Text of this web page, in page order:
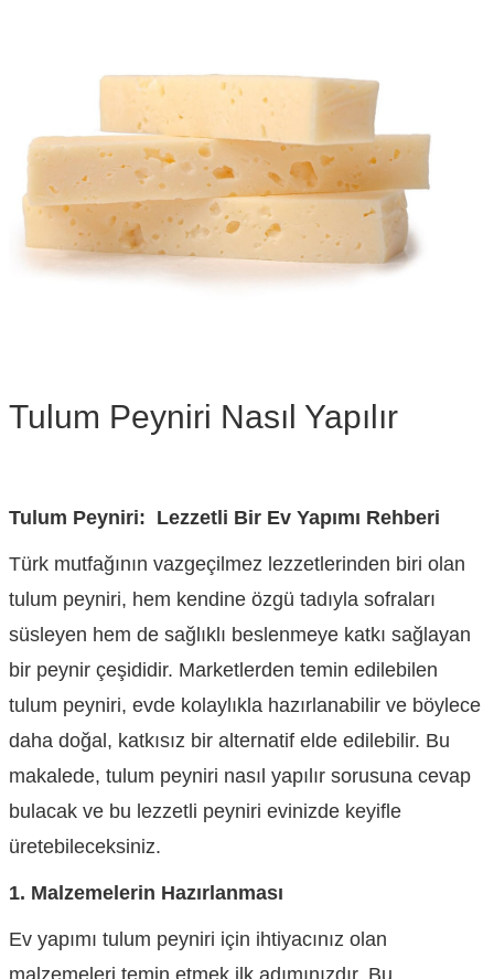
Tulum Peyniri Nasıl Yapılır
Tulum Peyniri: Lezzetli Bir Ev Yapımı Rehberi
Türk mutfağının vazgeçilmez lezzetlerinden biri olan
tulum peyniri, hem kendine özgü tadıyla sofraları
süsleyen hem de sağlıklı beslenmeye katkı sağlayan
bir peynir çeşididir. Marketlerden temin edilebilen
tulum peyniri, evde kolaylıkla hazırlanabilir ve böylece
daha doğal, katkısız bir alternatif elde edilebilir. Bu
makalede, tulum peyniri nasıl yapılır sorusuna cevap
bulacak ve bu lezzetli peyniri evinizde keyifle
üretebileceksiniz.
1. Malzemelerin Hazırlanması
Ev yapımı tulum peyniri için ihtiyacınız olan
malzemeleri temin etmek ilk adımınızdır. Bu